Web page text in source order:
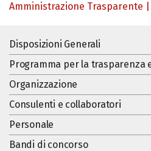
Amministrazione Trasparente
Disposizioni Generali
Programma per la trasparenza
Organizzazione
Consulenti e collaboratori
Personale
Bandi di concorso